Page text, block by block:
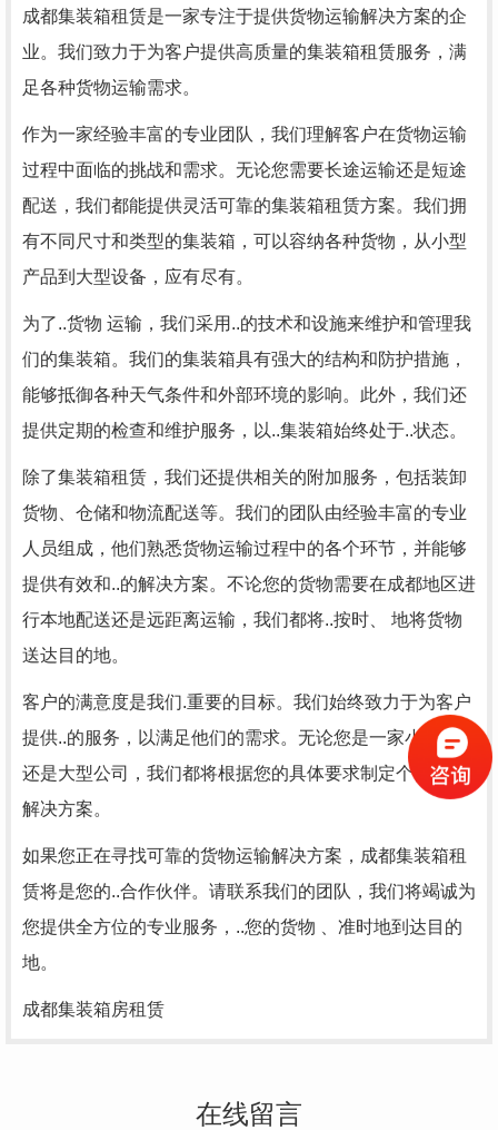
成都集装箱租赁是一家专注于提供货物运输解决方案的企
业。我们致力于为客户提供高质量的集装箱租赁服务，满
足各种货物运输需求。
作为一家经验丰富的专业团队，我们理解客户在货物运输
过程中面临的挑战和需求。无论您需要长途运输还是短途
配送，我们都能提供灵活可靠的集装箱租赁方案。我们拥
有不同尺寸和类型的集装箱，可以容纳各种货物，从小型
产品到大型设备，应有尽有。
为了..货物 运输，我们采用..的技术和设施来维护和管理我
们的集装箱。我们的集装箱具有强大的结构和防护措施，
能够抵御各种天气条件和外部环境的影响。此外，我们还
提供定期的检查和维护服务，以..集装箱始终处于..状态。
除了集装箱租赁，我们还提供相关的附加服务，包括装卸
货物、仓储和物流配送等。我们的团队由经验丰富的专业
人员组成，他们熟悉货物运输过程中的各个环节，并能够
提供有效和..的解决方案。不论您的货物需要在成都地区进
行本地配送还是远距离运输，我们都将..按时、 地将货物
送达目的地。
客户的满意度是我们.重要的目标。我们始终致力于为客户
提供..的服务，以满足他们的需求。无论您是一家小型企业
还是大型公司，我们都将根据您的具体要求制定个性化的
解决方案。
如果您正在寻找可靠的货物运输解决方案，成都集装箱租
赁将是您的..合作伙伴。请联系我们的团队，我们将竭诚为
您提供全方位的专业服务，..您的货物 、准时地到达目的
地。
成都集装箱房租赁
在线留言